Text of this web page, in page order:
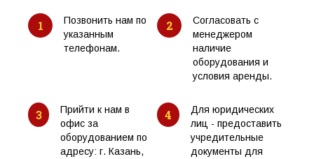
1
Позвонить нам по
указанным
телефонам.
2
Согласовать с
менеджером
наличие
оборудования и
условия аренды.
3
Прийти к нам в
офис за
оборудованием по
адресу: г. Казань,
4
Для юридических
лиц - предоставить
учредительные
документы для